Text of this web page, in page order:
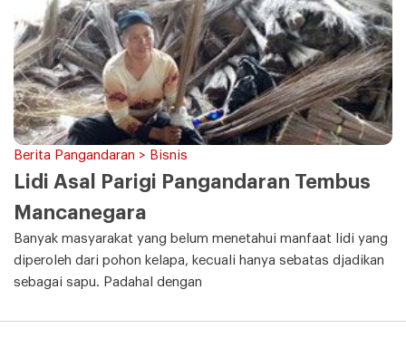
Berita Pangandaran > Bisnis
Lidi Asal Parigi Pangandaran Tembus
Mancanegara
Banyak masyarakat yang belum menetahui manfaat lidi yang
diperoleh dari pohon kelapa, kecuali hanya sebatas djadikan
sebagai sapu. Padahal dengan